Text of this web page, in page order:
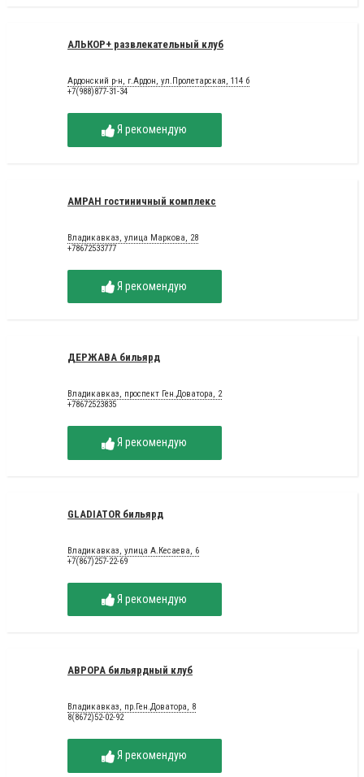
АЛЬКОР+ развлекательный клуб
Ардонский р-н, г.Ардон, ул.Пролетарская, 114 б
+7(988)877-31-34
Я рекомендую
АМРАН гостиничный комплекс
Владикавказ, улица Маркова, 28
+78672533777
Я рекомендую
ДЕРЖАВА бильярд
Владикавказ, проспект Ген.Доватора, 2
+78672523835
Я рекомендую
GLADIATOR бильярд
Владикавказ, улица А.Кесаева, 6
+7(867)257-22-69
Я рекомендую
АВРОРА бильярдный клуб
Владикавказ, пр.Ген.Доватора, 8
8(8672)52-02-92
Я рекомендую